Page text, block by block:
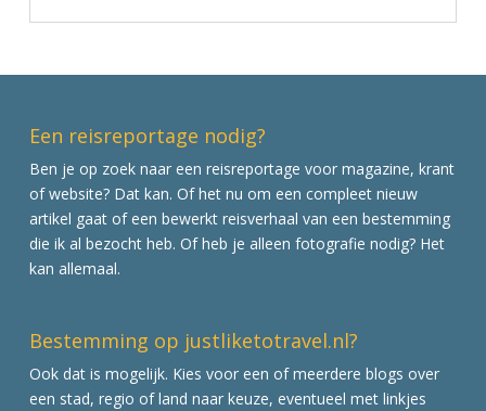
Een reisreportage nodig?
Ben je op zoek naar een reisreportage voor magazine, krant
of website? Dat kan. Of het nu om een compleet nieuw
artikel gaat of een bewerkt reisverhaal van een bestemming
die ik al bezocht heb. Of heb je alleen fotografie nodig? Het
kan allemaal.
Bestemming op justliketotravel.nl?
Ook dat is mogelijk. Kies voor een of meerdere blogs over
een stad, regio of land naar keuze, eventueel met linkjes